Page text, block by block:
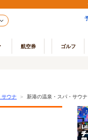
航空券 ゴルフ
サウナ ＞ 新港の温泉・スパ・サウナ